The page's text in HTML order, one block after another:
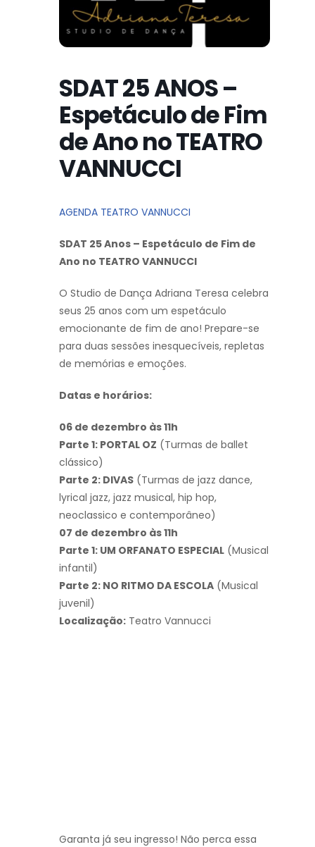
SDAT 25 ANOS –
Espetáculo de Fim
de Ano no TEATRO
VANNUCCI
AGENDA TEATRO VANNUCCI
SDAT 25 Anos – Espetáculo de Fim de
Ano no TEATRO VANNUCCI
O Studio de Dança Adriana Teresa celebra
seus 25 anos com um espetáculo
emocionante de fim de ano! Prepare-se
para duas sessões inesquecíveis, repletas
de memórias e emoções.
Datas e horários:
06 de dezembro às 11h
Parte 1: PORTAL OZ (Turmas de ballet
clássico)
Parte 2: DIVAS (Turmas de jazz dance,
lyrical jazz, jazz musical, hip hop,
neoclassico e contemporâneo)
07 de dezembro às 11h
Parte 1: UM ORFANATO ESPECIAL (Musical
infantil)
Parte 2: NO RITMO DA ESCOLA (Musical
juvenil)
Localização: Teatro Vannucci
Garanta já seu ingresso! Não perca essa